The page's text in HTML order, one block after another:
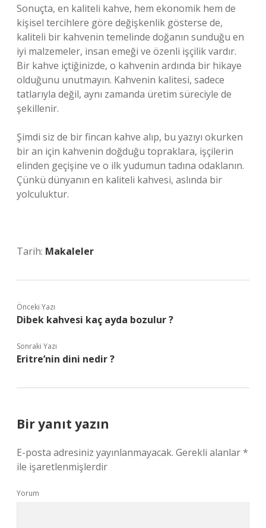
Sonuçta, en kaliteli kahve, hem ekonomik hem de
kişisel tercihlere göre değişkenlik gösterse de,
kaliteli bir kahvenin temelinde doğanın sunduğu en
iyi malzemeler, insan emeği ve özenli işçilik vardır.
Bir kahve içtiğinizde, o kahvenin ardında bir hikaye
olduğunu unutmayın. Kahvenin kalitesi, sadece
tatlarıyla değil, aynı zamanda üretim süreciyle de
şekillenir.
Şimdi siz de bir fincan kahve alıp, bu yazıyı okurken
bir an için kahvenin doğduğu topraklara, işçilerin
elinden geçişine ve o ilk yudumun tadına odaklanın.
Çünkü dünyanın en kaliteli kahvesi, aslında bir
yolculuktur.
Tarih: Makaleler
Önceki Yazı
Dibek kahvesi kaç ayda bozulur ?
Sonraki Yazı
Eritre’nin dini nedir ?
Bir yanıt yazın
E-posta adresiniz yayınlanmayacak. Gerekli alanlar*
ile işaretlenmişlerdir
Yorum